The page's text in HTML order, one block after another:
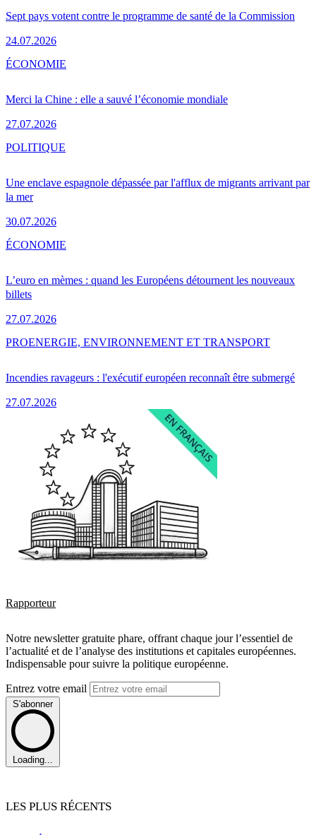
Sept pays votent contre le programme de santé de la Commission
24.07.2026
Merci la Chine : elle a sauvé l’économie mondiale
27.07.2026
ÉCONOMIE
Une enclave espagnole dépassée par l'afflux de migrants arrivant par
la mer
30.07.2026
POLITIQUE
L’euro en mèmes : quand les Européens détournent les nouveaux
billets
27.07.2026
ÉCONOMIE
Incendies ravageurs : l'exécutif européen reconnaît être submergé
27.07.2026
PROENERGIE, ENVIRONNEMENT ET TRANSPORT
Rapporteur
Notre newsletter gratuite phare, offrant chaque jour l’essentiel de
l’actualité et de l’analyse des institutions et capitales européennes.
Indispensable pour suivre la politique européenne.
Entrez votre email
S'abonner
Loading...
LES PLUS RÉCENTS